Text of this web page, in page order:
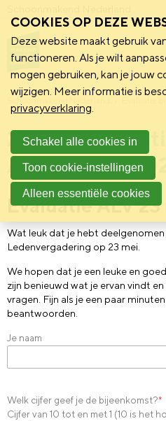
Schoonmakend Nederland
2024 |
ALV 23 mei
Evaluatie ALV 23
Wat leuk dat je hebt
Ledenvergadering op 23 mei.
We hopen dat je een leuke en
zijn benieuwd wat je ervan vindt
vragen. Fijn als je een paar
beantwoorden.
Je naam
Welk cijfer geef je de bijeenkomst?*
Cijfer van 10 tot en met 1 (10 is het
COOKIES OP DEZE
Deze website maakt gebruik
functioneren. Als je wilt
mogen gebruiken, kan je jouw
wijzigen. Meer informatie is
privacyverklaring.
Schakel alle cookies in
Toon cookie-instellingen
Alleen essentiële cookies